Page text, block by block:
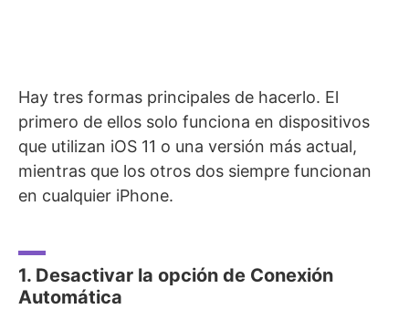
Hay tres formas principales de hacerlo. El
primero de ellos solo funciona en dispositivos
que utilizan iOS 11 o una versión más actual,
mientras que los otros dos siempre funcionan
en cualquier iPhone.
1. Desactivar la opción de Conexión
Automática